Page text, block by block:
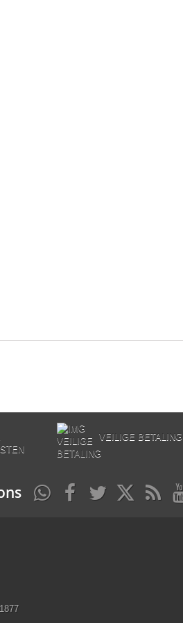
VEILIGE BETALING